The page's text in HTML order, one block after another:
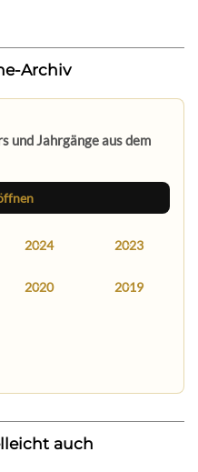
Archiv
und Jahrgänge aus dem
2024 2023
2020 2019
auch